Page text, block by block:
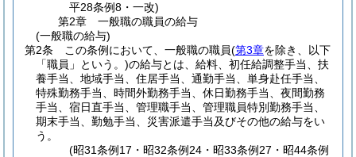
平28条例8・一改)
第2章
一般職の職員の給与
(一般職の給与)
第2条
この条例において、一般職の職員(第3章を除き、以下
「職員」という。)の給与とは、給料、初任給調整手当、扶
養手当、地域手当、住居手当、通勤手当、単身赴任手当、
特殊勤務手当、時間外勤務手当、休日勤務手当、夜間勤務
手当、宿日直手当、管理職手当、管理職員特別勤務手当、
期末手当、勤勉手当、災害派遣手当及びその他の給与をい
う。
(昭31条例17・昭32条例24・昭33条例27・昭44条例